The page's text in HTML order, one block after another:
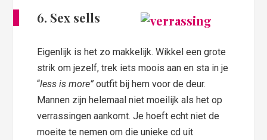
6. Sex sells
Eigenlijk is het zo makkelijk. Wikkel een grote
strik om jezelf, trek iets moois aan en sta in je
“less is more”outfit bij hem voor de deur.
Mannen zijn helemaal niet moeilijk als het op
verrassingen aankomt. Je hoeft echt niet de
moeite te nemen om die unieke cd uit